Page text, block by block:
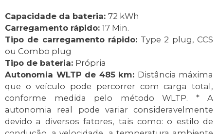
Capacidade da bateria: 72 kWh
Carregamento rápido: 17 Min.
Tipo de carregamento rápido: Type 2 plug, CCS
ou Combo plug
Tipo de bateria: Própria
Autonomia WLTP de 485 km: Distância máxima
que o veículo pode percorrer com carga total,
conforme medida pelo método WLTP. * A
autonomia real pode variar consideravelmente
devido a diversos fatores, tais como: o estilo de